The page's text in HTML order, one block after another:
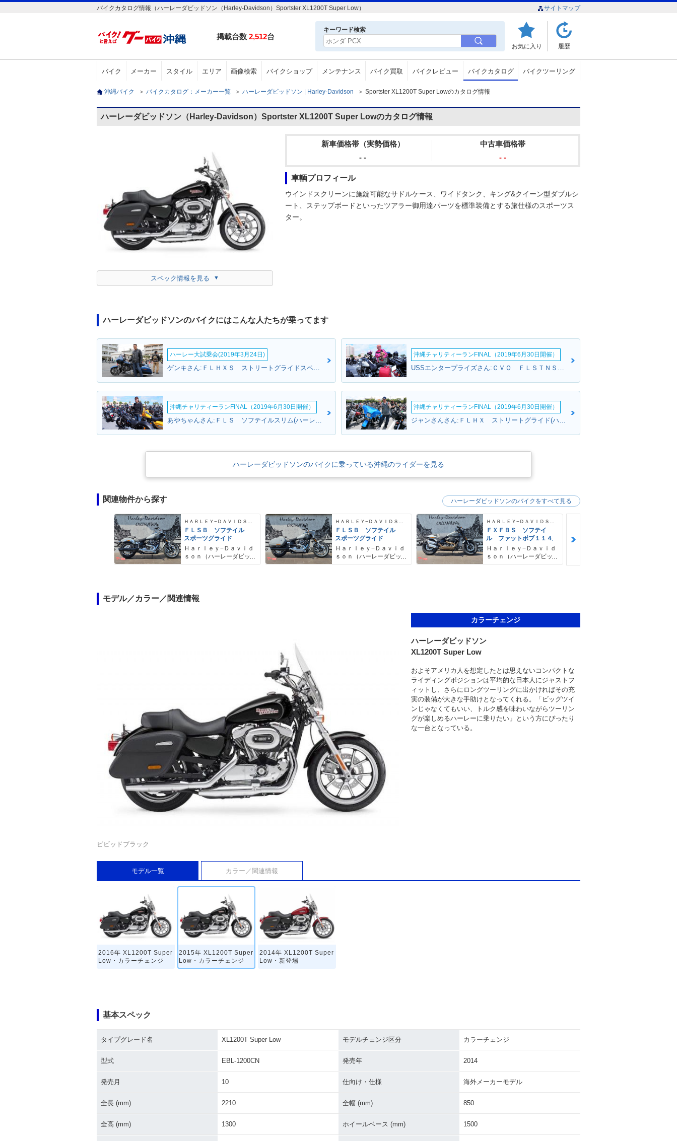
バイクカタログ情報（ハーレーダビッドソン（Harley-Davidson）Sportster XL1200T Super Low） サイトマップ
掲載台数 2,512台
キーワード検索
お気に入り 履歴
バイク メーカー スタイル エリア 画像検索 バイクショップ メンテナンス バイク買取 バイクレビュー バイクカタログ バイクツーリング
沖縄バイク ＞ バイクカタログ：メーカー一覧 ＞ ハーレーダビッドソン | Harley-Davidson ＞ Sportster XL1200T Super Lowのカタログ情報
ハーレーダビッドソン（Harley-Davidson）Sportster XL1200T Super Lowのカタログ情報
スペック情報を見る
新車価格帯（実勢価格）
- -
中古車価格帯
- -
車輌プロフィール
ウインドスクリーンに施錠可能なサドルケース、ワイドタンク、キング&クイーン型ダブルシ
ート、ステップボードといったツアラー御用達パーツを標準装備とする旅仕様のスポーツス
ター。
ハーレーダビッドソンのバイクにはこんな人たちが乗ってます
ハーレー大試乗会(2019年3月24日)
ゲンキさん:ＦＬＨＸＳ ストリートグライドスペシャル(ハーレーダビッドソン)
沖縄チャリティーランFINAL（2019年6月30日開催）
USSエンタープライズさん:ＣＶＯ ＦＬＳＴＮＳＥ ソフテイルデラックス(ハーレーダビッドソン)
沖縄チャリティーランFINAL（2019年6月30日開催）
あやちゃんさん:ＦＬＳ ソフテイルスリム(ハーレーダビッドソン)
沖縄チャリティーランFINAL（2019年6月30日開催）
ジャンさんさん:ＦＬＨＸ ストリートグライド(ハーレーダビッドソン)
ハーレーダビッドソンのバイクに乗っている沖縄のライダーを見る
関連物件から探す
ＦＬＳＢ ソフテイル
スポーツグライド
Ｈａｒｌｅｙ−Ｄａｖｉｄ
ｓｏｎ（ハーレーダビッ
ＦＬＳＢ ソフテイル
スポーツグライド
Ｈａｒｌｅｙ−Ｄａｖｉｄ
ｓｏｎ（ハーレーダビッ
ＦＸＦＢＳ ソフテイ
ル ファットボブ１１４
Ｈａｒｌｅｙ−Ｄａｖｉｄ
ｓｏｎ（ハーレーダビッ
ハーレーダビッドソンのバイクをすべて見る
モデル／カラー／関連情報
ビビッドブラック
カラーチェンジ
ハーレーダビッドソン
XL1200T Super Low
およそアメリカ人を想定したとは思えないコンパクトな
ライディングポジションは平均的な日本人にジャストフ
ィットし、さらにロングツーリングに出かければその充
実の装備が大きな手助けとなってくれる。「ビッグツイ
ンじゃなくてもいい、トルク感を味わいながらツーリン
グが楽しめるハーレーに乗りたい」という方にぴったり
な一台となっている。
モデル一覧 カラー／関連情報
2016年 XL1200T Super
Low・カラーチェンジ
2015年 XL1200T Super
Low・カラーチェンジ
2014年 XL1200T Super
Low・新登場
基本スペック
タイプグレード名 XL1200T Super Low モデルチェンジ区分 カラーチェンジ
型式 EBL-1200CN 発売年 2014
発売月 10 仕向け・仕様 海外メーカーモデル
全長 (mm) 2210 全幅 (mm) 850
全高 (mm) 1300 ホイールベース (mm) 1500